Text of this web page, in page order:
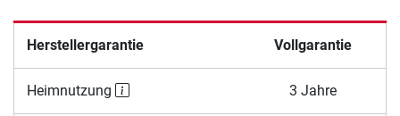
Herstellergarantie Vollgarantie
Heimnutzung 3 Jahre